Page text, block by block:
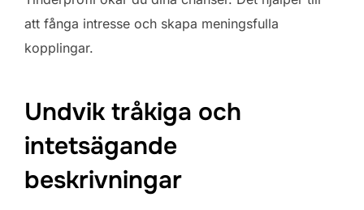
att fånga intresse och skapa meningsfulla
kopplingar.
Undvik tråkiga och
intetsägande
beskrivningar